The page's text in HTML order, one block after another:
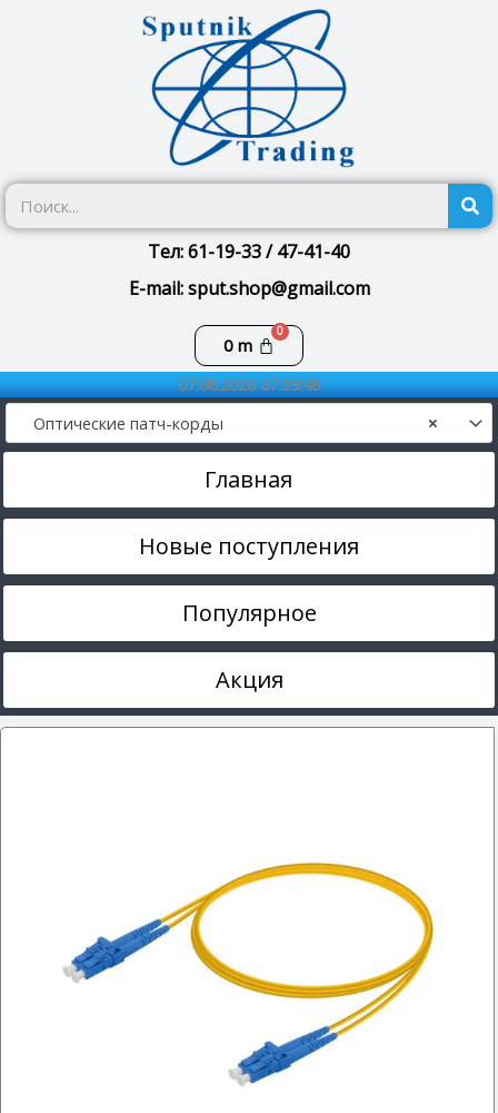
Тел: 61-19-33 / 47-41-40
E-mail: sput.shop@gmail.com
0m
Корзина
07.08.2026 07:39:48
×
Оптические патч-корды
Главная
Новые поступления
Популярное
Акция